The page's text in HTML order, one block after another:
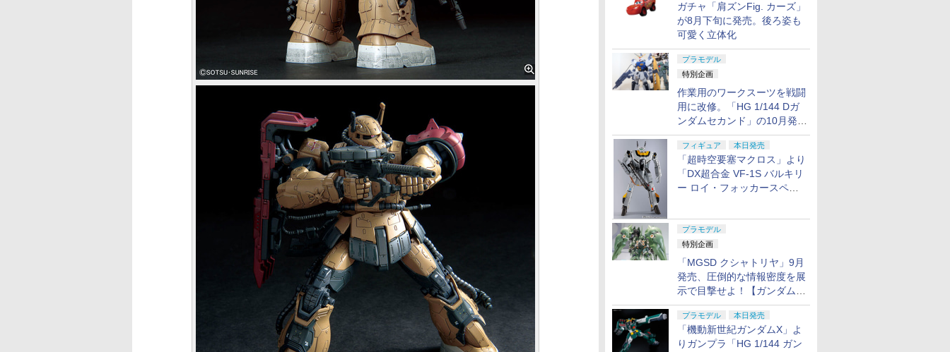
ガチャ「肩ズンFig. カーズ」
が8月下旬に発売。後ろ姿も
可愛く立体化
プラモデル
特別企画
作業用のワークスーツを戦闘
用に改修。「HG 1/144 Dガ
ンダムセカンド」の10月発送
分が予約受付中【ガンダムベ
ース撮り下ろし】
フィギュア 本日発売
「超時空要塞マクロス」より
「DX超合金 VF-1S バルキリ
ー ロイ・フォッカースペシ
プラモデル
特別企画
「MGSD クシャトリヤ」9月
発売、圧倒的な情報密度を展
示で目撃せよ！【ガンダムベ
ース撮り下ろし】
プラモデル 本日発売
「機動新世紀ガンダムX」よ
りガンプラ「HG 1/144 ガン